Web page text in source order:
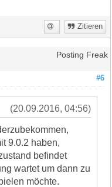
Zitieren
Posting Freak
#6
(20.09.2016, 04:56)
9.0.2 haben,
befindet
wartet um dann zu
möchte.